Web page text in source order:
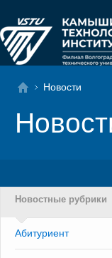
Новости
Новостные рубрики
Абитуриент